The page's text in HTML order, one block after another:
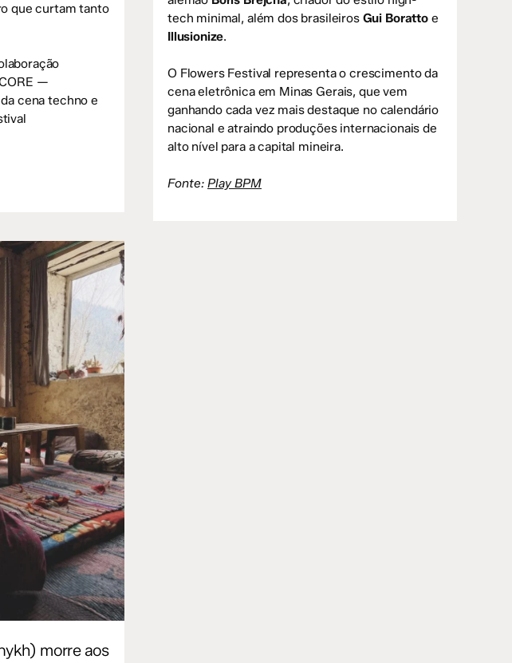
que curtam tanto
—
cena techno e
tech minimal, além dos brasileiros Gui Borattoe
Illusionize.
O Flowers Festival representa o crescimento da
cena eletrônica em Minas Gerais, que vem
ganhando cada vez mais destaque no calendário
nacional e atraindo produções internacionais de
alto nível para a capital mineira.
Fonte: Play BPM
morre aos